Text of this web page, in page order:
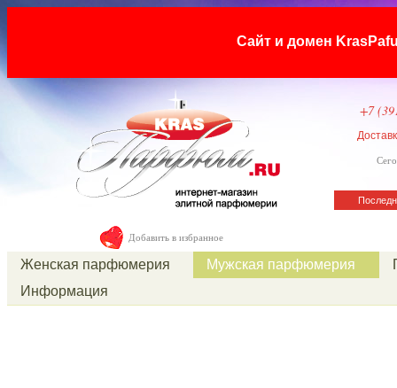
Сайт и домен
+7
Добавить в избранное
Женская парфюмерия Мужская парфюмерия
Информация